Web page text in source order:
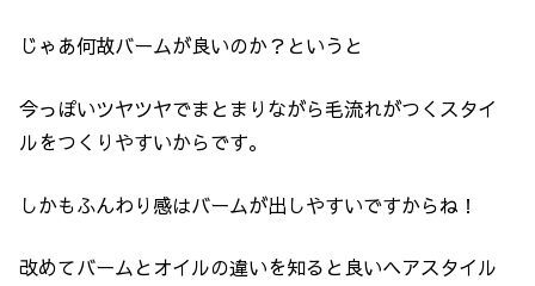
じゃあ何故バームが良いのか？というと
今っぽいツヤツヤでまとまりながら毛流れがつくスタイ
ルをつくりやすいからです。
しかもふんわり感はバームが出しやすいですからね！
改めてバームとオイルの違いを知ると良いヘアスタイル